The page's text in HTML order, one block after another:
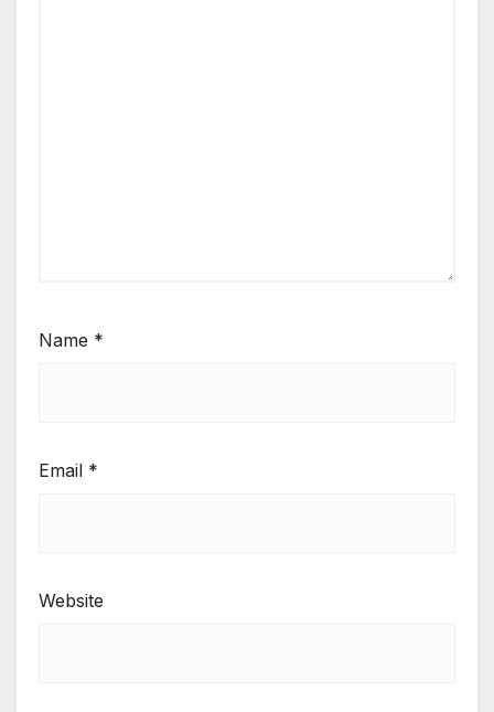
Name *
Email *
Website